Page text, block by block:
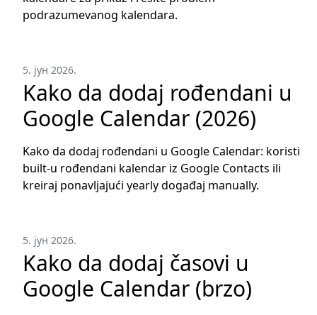
podrazumevanog kalendara.
5. јун 2026.
Kako da dodaj rođendani u
Google Calendar (2026)
Kako da dodaj rođendani u Google Calendar: koristi
built-u rođendani kalendar iz Google Contacts ili
kreiraj ponavljajući yearly događaj manually.
5. јун 2026.
Kako da dodaj časovi u
Google Calendar (brzo)